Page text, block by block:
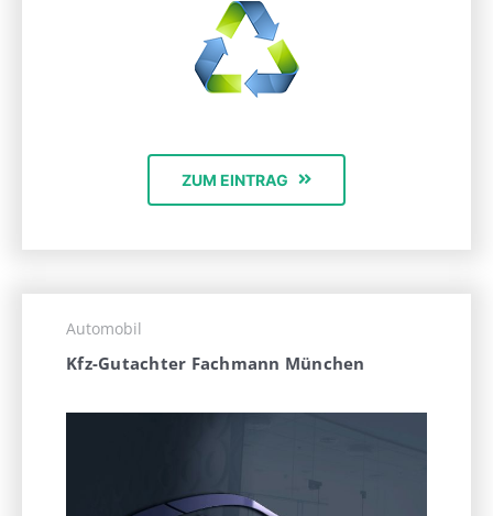
ZUM EINTRAG
Automobil
Kfz-Gutachter Fachmann München